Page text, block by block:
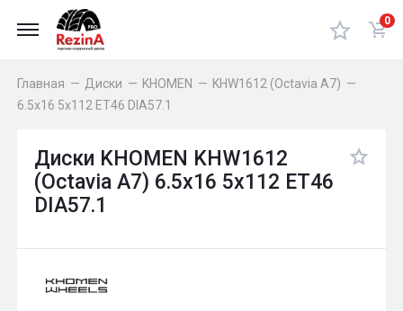
0
Главная — Диски — KHOMEN — KHW1612 (Octavia A7) —
6.5x16 5x112 ET46 DIA57.1
Диски KHOMEN KHW1612
(Octavia A7) 6.5x16 5x112 ET46
DIA57.1